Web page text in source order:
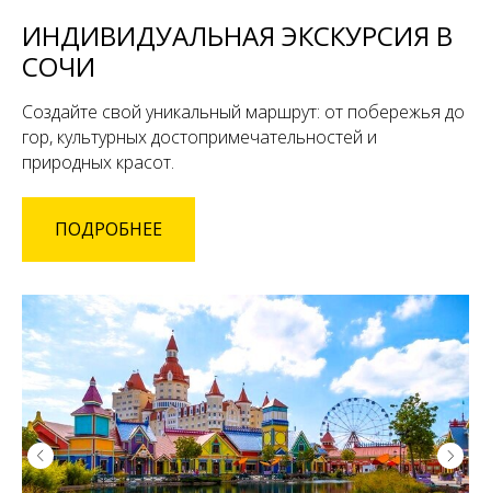
ИНДИВИДУАЛЬНАЯ ЭКСКУРСИЯ В
СОЧИ
Создайте свой уникальный маршрут: от побережья до
гор, культурных достопримечательностей и
природных красот.
ПОДРОБНЕЕ